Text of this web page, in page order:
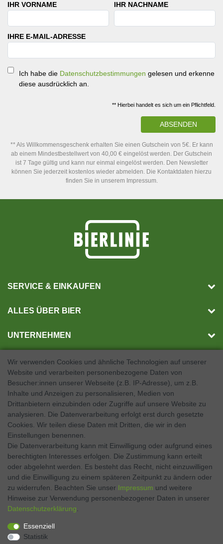
IHR VORNAME IHR NACHNAME
IHRE E-MAIL-ADRESSE
Ich habe die Datenschutzbestimmungen gelesen und erkenne
diese ausdrücklich an.
** Hierbei handelt es sich um ein Pflichtfeld.
ABSENDEN
** Als Willkommensgeschenk erhalten Sie einen Gutschein von 5€. Er kann
ab einem Mindestbestellwert von 40,00 € eingelöst werden. Der Gutschein
ist 7 Tage gültig und kann nur einmal eingelöst werden. Den Newsletter
können Sie jederzeit kostenlos wieder abmelden. Die Kontaktdaten hierzu
finden Sie in unserem Impressum.
SERVICE & EINKAUFEN
ALLES ÜBER BIER
UNTERNEHMEN
SOCIAL MEDIA
Twitter
Instagram
VERTRAG WIDERRUFEN Kontakt
Zahlen Sie bequem per
Wir verwenden Cookies und ähnliche Technologien auf unserer
Website und verarbeiten personenbezogene Daten von
Besucher:innen unserer Webseite (z.B. IP-Adresse), um z.B.
Inhalte und Anzeigen zu personalisieren, Medien von
Drittanbietern einzubinden oder Zugriffe auf unsere Website zu
analysieren. Die Datenverarbeitung erfolgt erst durch gesetzte
Cookies. Wir teilen diese Daten mit Dritten, die wir in den
Einstellungen benennen.
Die Datenverarbeitung kann mit Einwilligung oder aufgrund eines
berechtigten Interesses erfolgen. Die Zustimmung kann erteilt
oder abgelehnt werden. Es besteht das Recht, nicht einzuwilligen
und die Einwilligung zu einem späteren Zeitpunkt zu ändern oder
zu widerrufen. Beachten Sie unser Impressum und weitere
Hinweise zur Verwendung personenbezogener Daten in unserer
Daten­schutz­erklärung
Essenziell
Statistik